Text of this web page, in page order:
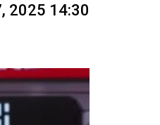
2025 14:30